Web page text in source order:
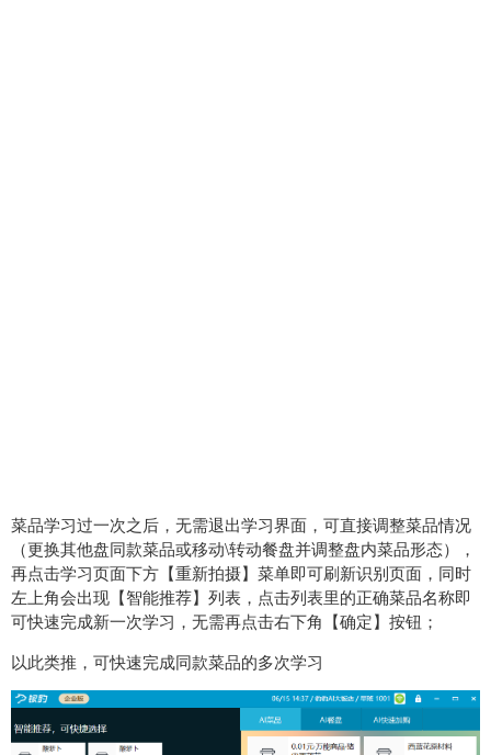
菜品学习过一次之后，无需退出学习界面，可直接调整菜品情况
（更换其他盘同款菜品或移动\转动餐盘并调整盘内菜品形态），
再点击学习页面下方【重新拍摄】菜单即可刷新识别页面，同时
左上角会出现【智能推荐】列表，点击列表里的正确菜品名称即
可快速完成新一次学习，无需再点击右下角【确定】按钮；
以此类推，可快速完成同款菜品的多次学习